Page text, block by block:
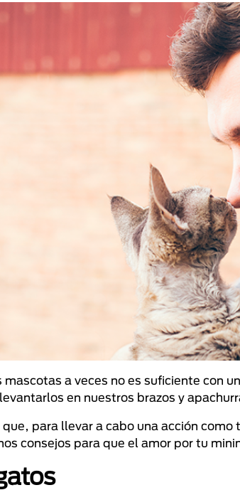
a veces no es suficiente con
en nuestros brazos y
para llevar a cabo una acción
consejos para que el amor por tu